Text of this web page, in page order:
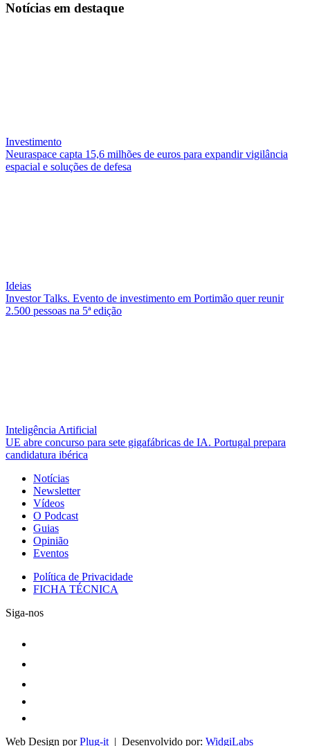
Notícias em destaque
Investimento
Neuraspace capta 15,6 milhões de euros para expandir vigilância
espacial e soluções de defesa
Ideias
Investor Talks. Evento de investimento em Portimão quer reunir
2.500 pessoas na 5ª edição
Inteligência Artificial
UE abre concurso para sete gigafábricas de IA. Portugal prepara
candidatura ibérica
Notícias
Newsletter
Vídeos
O Podcast
Guias
Opinião
Eventos
Política de Privacidade
FICHA TÉCNICA
Siga-nos
Web Design porPlug-it | Desenvolvido por: WidgiLabs